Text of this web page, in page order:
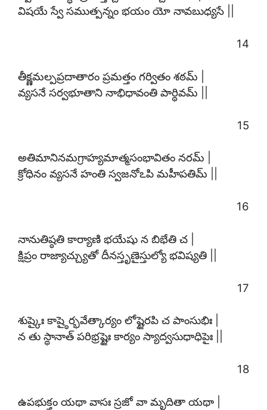
విషయే స్వే సముత్పన్నం భయం యో నావబుధ్యసే ||
14
తీక్ష్ణమల్పప్రదాతారం ప్రమత్తం గర్వితం శఠమ్ |
వ్యసనే సర్వభూతాని నాభిధావంతి పార్థివమ్ ||
15
అతిమానినమగ్రాహ్యమాత్మసంభావితం నరమ్ |
క్రోధినం వ్యసనే హంతి స్వజనోఽపి మహీపతిమ్ ||
16
నానుతిష్ఠతి కార్యాణి భయేషు న బిభేతి చ |
క్షిప్రం రాజ్యాచ్చ్యుతో దీనస్తృణైస్తుల్యో భవిష్యతి ||
17
శుష్కైః కాష్ఠైర్భవేత్కార్యం లోష్టైరపి చ పాంసుభిః |
న తు స్థానాత్ పరిభ్రష్టైః కార్యం స్యాద్వసుధాధిపైః ||
18
ఉపభుక్తం యథా వాసః స్రజో వా మృదితా యథా |